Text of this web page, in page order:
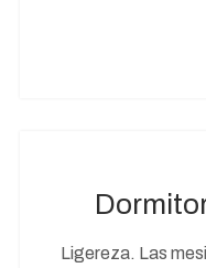
Ligereza. Las